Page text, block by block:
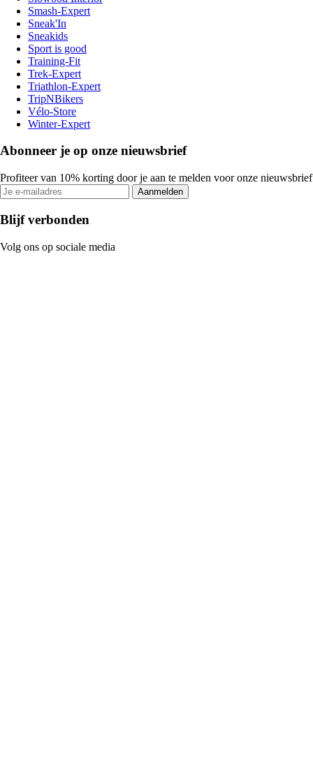
Smash-Expert
Sneak'In
Sneakids
Sport is good
Training-Fit
Trek-Expert
Triathlon-Expert
TripNBikers
Vélo-Store
Winter-Expert
Abonneer je op onze nieuwsbrief
Profiteer van 10% korting door je aan te melden voor onze nieuwsbrief
Aanmelden
Blijf verbonden
Volg ons op sociale media